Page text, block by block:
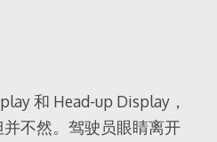
和 Head-up Display，
不然。驾驶员眼睛离开